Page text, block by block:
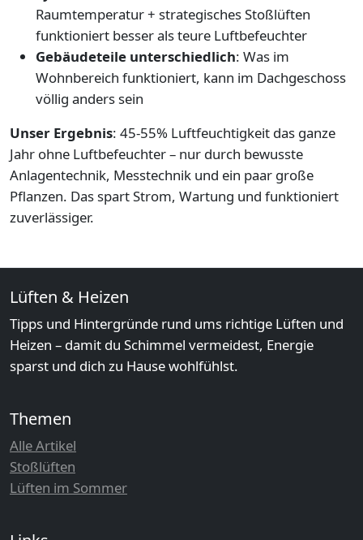
Raumtemperatur + strategisches Stoßlüften
funktioniert besser als teure Luftbefeuchter
Gebäudeteile unterschiedlich: Was im
Wohnbereich funktioniert, kann im Dachgeschoss
völlig anders sein
Unser Ergebnis: 45-55% Luftfeuchtigkeit das ganze
Jahr ohne Luftbefeuchter – nur durch bewusste
Anlagentechnik, Messtechnik und ein paar große
Pflanzen. Das spart Strom, Wartung und funktioniert
zuverlässiger.
Lüften & Heizen
Tipps und Hintergründe rund ums richtige Lüften und
Heizen – damit du Schimmel vermeidest, Energie
sparst und dich zu Hause wohlfühlst.
Themen
Alle Artikel
Stoßlüften
Lüften im Sommer